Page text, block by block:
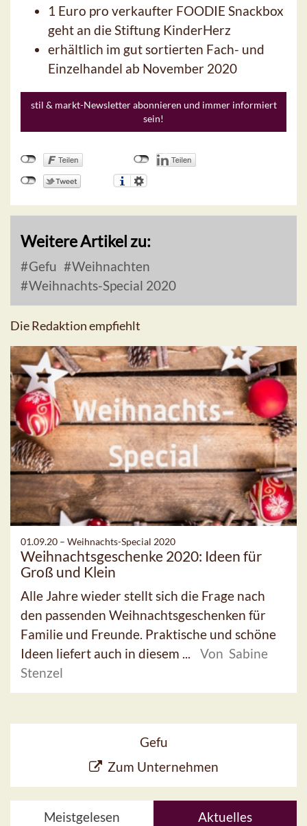
1 Euro pro verkaufter FOODIE Snackbox
geht an die Stiftung KinderHerz
erhältlich im gut sortierten Fach- und
Einzelhandel ab November 2020
stil & markt-Newsletter abonnieren und immer informiert
sein!
Weitere Artikel zu:
Gefu
Weihnachten
Weihnachts-Special 2020
Die Redaktion empfiehlt
01.09.20 – Weihnachts-Special 2020
Weihnachtsgeschenke 2020: Ideen für
Groß und Klein
Alle Jahre wieder stellt sich die Frage nach
den passenden Weihnachtsgeschenken für
Familie und Freunde. Praktische und schöne
Ideen liefert auch in diesem ...
Von Sabine
Stenzel
Gefu
Zum Unternehmen
Meistgelesen Aktuelles